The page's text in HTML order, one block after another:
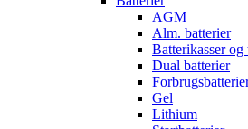
AGM
Alm. batterier
Batterikasser
Dual batterier
Gel
Lithium